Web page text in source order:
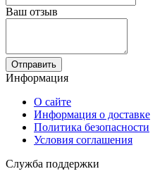
Ваш отзыв
Отправить
Информация
О сайте
Информация о доставке
Политика безопасности
Условия соглашения
Служба поддержки